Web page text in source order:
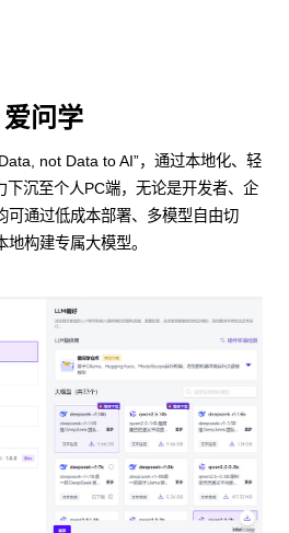
爱问学
not Data to AI”，通过本地化、轻
下沉至个人PC端，无论是开发者、企
可通过低成本部署、多模型自由切
构建专属大模型。